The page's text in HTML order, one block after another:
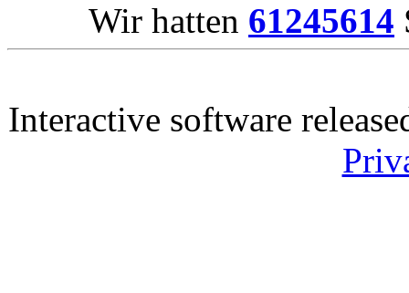
Wir hatten 61245614
Interactive software